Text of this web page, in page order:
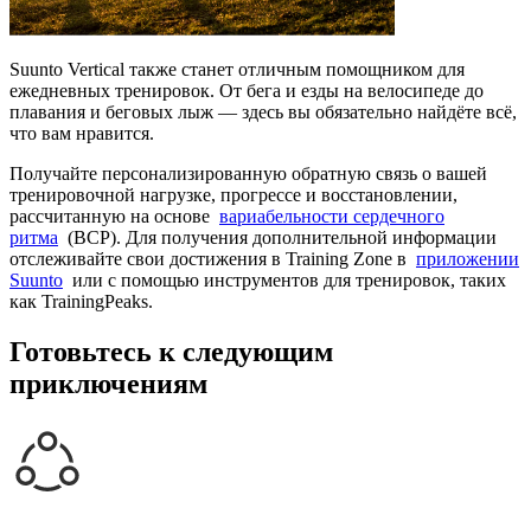
Suunto Vertical также станет отличным помощником для
ежедневных тренировок. От бега и езды на велосипеде до
плавания и беговых лыж — здесь вы обязательно найдёте всё,
что вам нравится.
Получайте персонализированную обратную связь о вашей
тренировочной нагрузке, прогрессе и восстановлении,
рассчитанную на основе вариабельности сердечного
ритма (ВСР). Для получения дополнительной информации
отслеживайте свои достижения в Training Zone в приложении
Suunto или с помощью инструментов для тренировок, таких
как TrainingPeaks.
Готовьтесь к следующим
приключениям